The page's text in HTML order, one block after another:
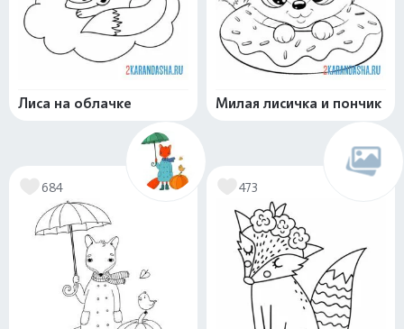
Лиса на облачке Милая лисичка и пончик
684 473